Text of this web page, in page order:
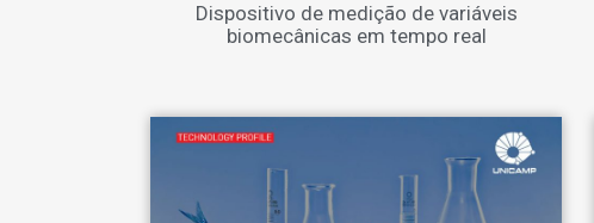
Dispositivo de medição de variáveis
biomecânicas em tempo real